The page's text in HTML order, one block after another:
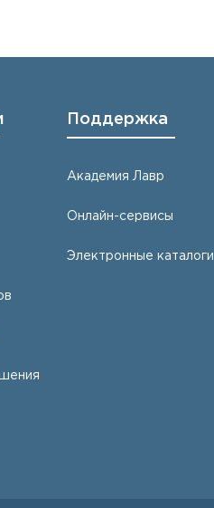
Поддержка
Академия Лавр
Онлайн-сервисы
Электронные каталоги